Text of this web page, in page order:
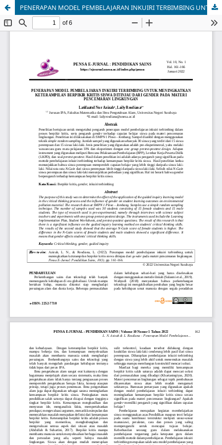
PENERAPAN MODEL PEMBELAJARAN INKUIRI TERBIMBING UNTUK MENINGKATKAN KETERAMPILAN BERPIKIR KRITIS SISWA DITINJAU DARI GENDER PADA MATERI PENCEMARAN LINGKUNGAN